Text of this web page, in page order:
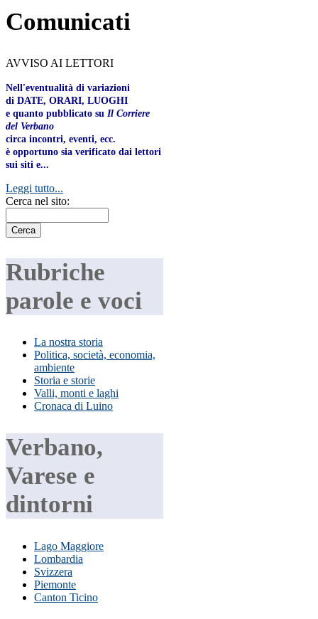
Comunicati
AVVISO AI LETTORI
Nell'eventualità di variazioni
di DATE, ORARI, LUOGHI
e quanto pubblicato su Il Corriere
del Verbano
circa incontri, eventi, ecc.
è opportuno sia verificato dai lettori
sui siti e...
Leggi tutto...
Cerca nel sito:
Rubriche
parole e voci
La nostra storia
Politica, società, economia,
ambiente
Storia e storie
Valli, monti e laghi
Cronaca di Luino
Verbano,
Varese e
dintorni
Lago Maggiore
Lombardia
Svizzera
Piemonte
Canton Ticino